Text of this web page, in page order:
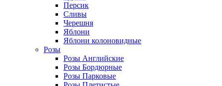
Персик
Сливы
Черешня
Яблони
Яблони колоновидные
Розы
Розы Английские
Розы Бордюрные
Розы Парковые